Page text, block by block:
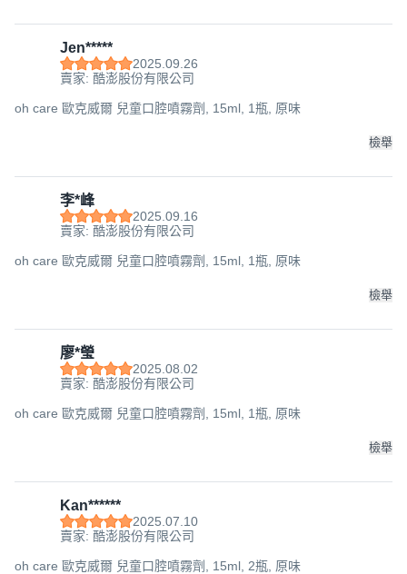
。擁有清新口氣，保持口腔健康
。無添加酒精、防腐劑及有害化學成分
。無添加起泡劑 凝膠材質 不傷琺瑯質
。全球獨家專利P113+抗菌胜肽，溫和潔淨
品名：【oh care 歐克威爾】兒童牙膏含氟無氟牙膏｜兒童
使用方式：每日2-3次，取適量擠在牙刷上，刷牙後以清水
漱口。亦可擠至拭口布擦拭口腔，幫助維持口腔清潔
草莓-含氟
產地：台灣
葡萄-含氟
規格：70g
產地：台灣
成分：P113+抗菌胜肽、木醣醇、氟化物
Jen*****
2025.09.26
賣家: 酷澎股份有限公司
oh care 歐克威爾 兒童口腔噴霧劑, 15ml, 1瓶, 原味
檢舉
李*峰
2025.09.16
賣家: 酷澎股份有限公司
oh care 歐克威爾 兒童口腔噴霧劑, 15ml, 1瓶, 原味
檢舉
廖*瑩
2025.08.02
賣家: 酷澎股份有限公司
oh care 歐克威爾 兒童口腔噴霧劑, 15ml, 1瓶, 原味
檢舉
Kan******
2025.07.10
賣家: 酷澎股份有限公司
oh care 歐克威爾 兒童口腔噴霧劑, 15ml, 2瓶, 原味